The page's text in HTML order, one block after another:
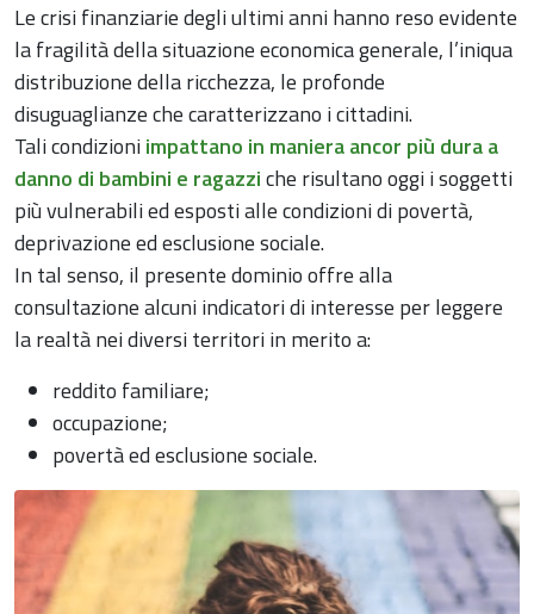
Le crisi finanziarie degli ultimi anni hanno reso evidente
la fragilità della situazione economica generale, l’iniqua
distribuzione della ricchezza, le profonde
disuguaglianze che caratterizzano i cittadini.
Tali condizioniimpattano in maniera ancor più dura a
danno di bambini e ragazziche risultano oggi i soggetti
più vulnerabili ed esposti alle condizioni di povertà,
deprivazione ed esclusione sociale.
In tal senso, il presente dominio offre alla
consultazione alcuni indicatori di interesse per leggere
la realtà nei diversi territori in merito a:
reddito familiare;
occupazione;
povertà ed esclusione sociale.